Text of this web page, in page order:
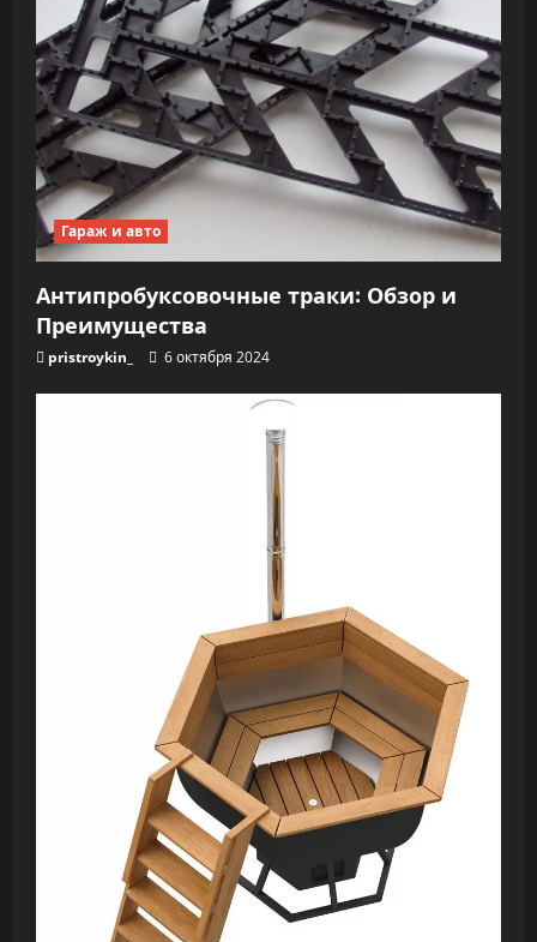
Гараж и авто
Антипробуксовочные траки: Обзор и
Преимущества
pristroykin_ 6 октября 2024